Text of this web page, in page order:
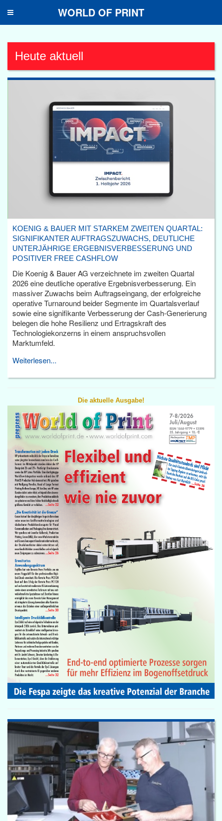
Toggle
WORLD OF PRINT
Heute aktuell
KOENIG & BAUER MIT STARKEM ZWEITEN QUARTAL:
SIGNIFIKANTER AUFTRAGSZUWACHS, DEUTLICHE
UNTERJÄHRIGE ERGEBNISVERBESSERUNG UND
POSITIVER FREE CASHFLOW
Die Koenig & Bauer AG verzeichnete im zweiten Quartal
2026 eine deutliche operative Ergebnisverbesserung. Ein
massiver Zuwachs beim Auftragseingang, der erfolgreiche
operative Turnaround beider Segmente im Quartalsverlauf
sowie eine signifikante Verbesserung der Cash-Generierung
belegen die hohe Resilienz und Ertragskraft des
Technologiekonzerns in einem anspruchsvollen
Marktumfeld.
Weiterlesen...
Die aktuelle Ausgabe!